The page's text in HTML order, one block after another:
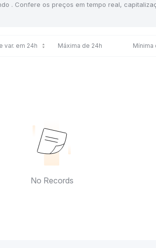
. Confere os preços em tempo real,
var. em 24h Máxima de 24h Mínima
No Records